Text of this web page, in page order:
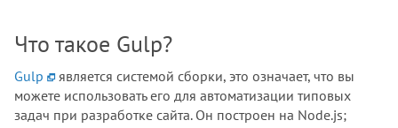
Что такое Gulp?
Gulp
является системой сборки, это означает, что вы
можете использовать его для автоматизации типовых
задач при разработке сайта. Он построен на Node.js;